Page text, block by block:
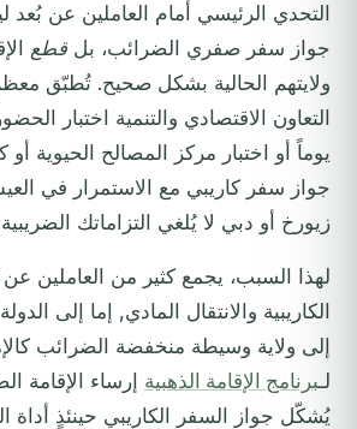
التحدي الرئيسي أمام العاملين عن
جواز سفر صفري الضرائب، بل قطع
ولايتهم الحالية بشكل صحيح. تُطبّق
يوماً أو اختبار مركز المصالح الحيوية أو
جواز سفر كاريبي مع الاستمرار في
زيورخ أو دبي لا يُلغي التزاماتك
لهذا السبب، يجمع كثير من العاملين عن
الكاريبية والانتقال المادي, إما إلى
إلى ولاية وسيطة منخفضة الضرائب
لـبرنامج الإقامة الذهبية إرساء الإقامة
يُشكّل جواز السفر الكاريبي حينئذٍ أداة